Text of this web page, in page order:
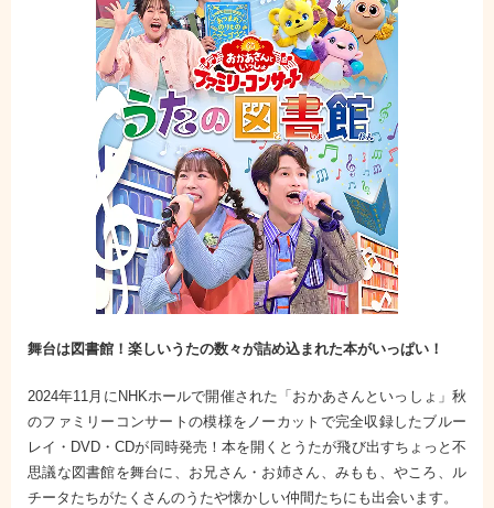
舞台は図書館！楽しいうたの数々が詰め込まれた本がいっぱい！
2024年11月にNHKホールで開催された「おかあさんといっしょ」秋
のファミリーコンサートの模様をノーカットで完全収録したブルー
レイ・DVD・CDが同時発売！ 本を開くとうたが飛び出すちょっと不
思議な図書館を舞台に、お兄さん・お姉さん、みもも、やころ、ル
チータたちがたくさんのうたや懐かしい仲間たちにも出会います。